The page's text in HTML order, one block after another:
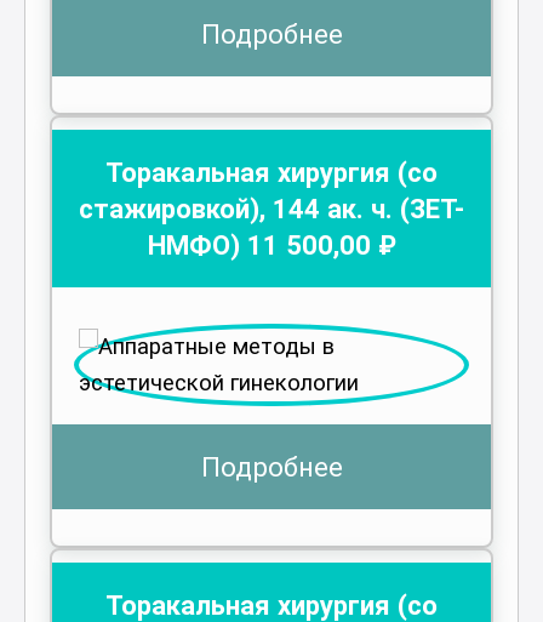
Подробнее
Торакальная хирургия (со
стажировкой), 144 ак. ч. (ЗЕТ-
НМФО) 11 500,00 ₽
Подробнее
Торакальная хирургия (со